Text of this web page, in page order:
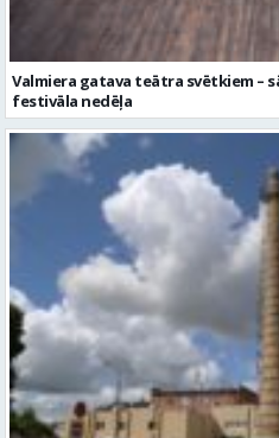
No pagaidu teātra līdz
“Kurtuve”